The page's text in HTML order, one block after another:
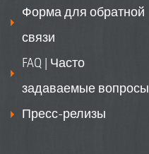
Форма для обратной
связи
FAQ | Часто
задаваемые вопросы
Пресс-релизы